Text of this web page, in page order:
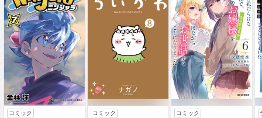
コミック コミック コミック